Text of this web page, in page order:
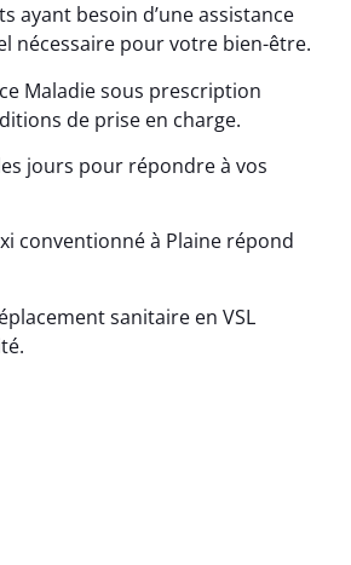
ayant besoin d’une assistance
nécessaire pour votre bien-être.
Maladie sous prescription
de prise en charge.
jours pour répondre à vos
conventionné à Plaine répond
sanitaire en VSL